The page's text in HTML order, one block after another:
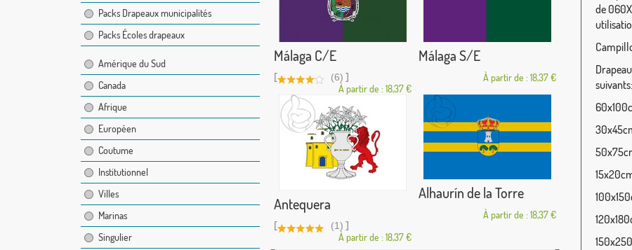
Packs Drapeaux municipalités
Packs Écoles drapeaux
Amérique du Sud
Canada
Afrique
Européen
Coutume
Institutionnel
Villes
Marinas
Singulier
Málaga C/E
[ (6) ]
À partir de : 18,37 €
Málaga S/E
À partir de : 18,37 €
Antequera
[ (1) ]
À partir de : 18,37 €
Alhaurín de la Torre
À partir de : 18,37 €
de
suivants: